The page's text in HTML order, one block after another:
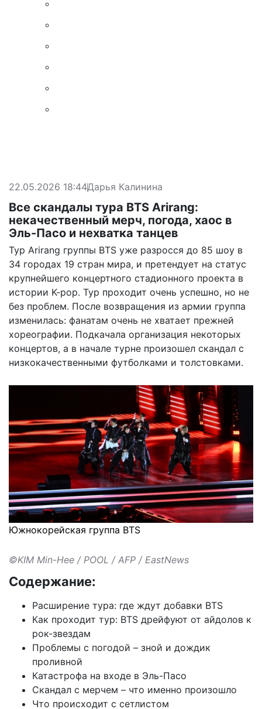
22.05.2026 18:44Дарья Калинина
Все скандалы тура BTS Arirang:
некачественный мерч, погода, хаос в
Эль-Пасо и нехватка танцев
Тур Arirang группы BTS уже разросся до 85 шоу в
34 городах 19 стран мира, и претендует на статус
крупнейшего концертного стадионного проекта в
истории K-pop. Тур проходит очень успешно, но не
без проблем. После возвращения из армии группа
изменилась: фанатам очень не хватает прежней
хореографии. Подкачала организация некоторых
концертов, а в начале турне произошел скандал с
низкокачественными футболками и толстовками.
Южнокорейская группа BTS
©KIM Min-Hee / POOL / AFP / EastNews
Содержание:
Расширение тура: где ждут добавки BTS
Как проходит тур: BTS дрейфуют от айдолов к
рок-звездам
Проблемы с погодой – зной и дождик
проливной
Катастрофа на входе в Эль-Пасо
Скандал с мерчем – что именно произошло
Что происходит с сетлистом